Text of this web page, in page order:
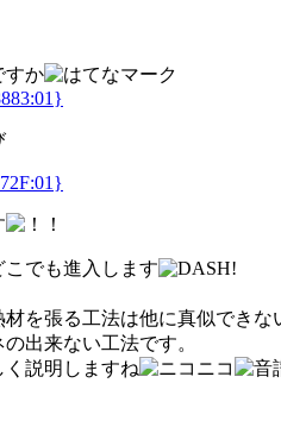
すか
でも進入します
を張る工法は他に真似でき
出来ない工法です。
説明しますね